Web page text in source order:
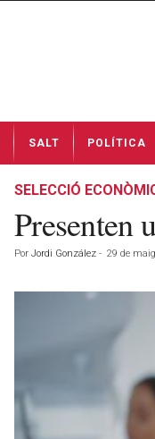
t
SALT POLÍTICA
SELECCIÓ
Presenten
Por Jordi González - 29 de